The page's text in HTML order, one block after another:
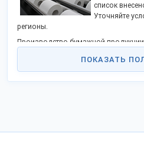
список
Уточняйте
регионы.
Производство бумажной продукции
Изделия предлагаются в
изготавливают разновидности
ПОКАЗАТЬ